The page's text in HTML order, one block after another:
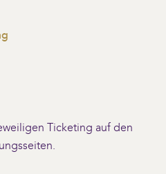
Ticketing auf den